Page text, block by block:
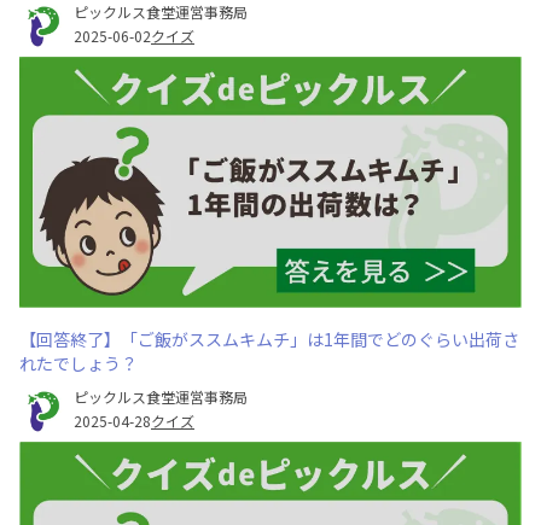
ピックルス食堂運営事務局
2025-06-02クイズ
【回答終了】「ご飯がススムキムチ」は1年間でどのぐらい出荷さ
れたでしょう？
ピックルス食堂運営事務局
2025-04-28クイズ